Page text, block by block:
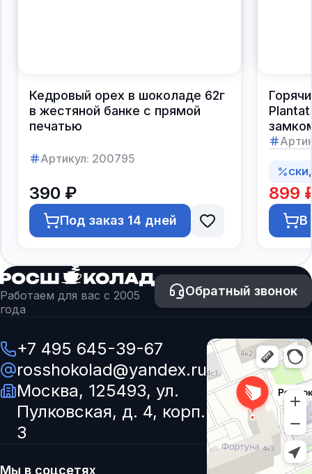
Кедровый орех в шоколаде 62г
в жестяной банке с прямой
печатью
Артикул: 200795
390 ₽
Под заказ 14 дней
899
В
Работаем для вас с 2005
года
Обратный звонок
+7 495 645-39-67
rosshokolad@yandex.ru
Москва, 125493, ул.
Пулковская, д. 4, корп.
3
Мы в соцсетях